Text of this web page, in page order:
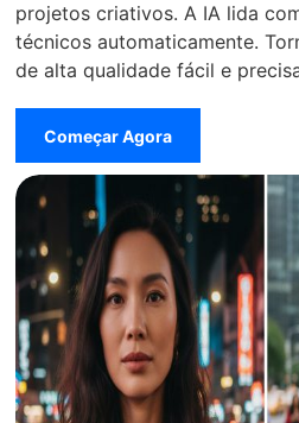
projetos criativos. A IA lida
técnicos automaticamente.
de alta qualidade fácil e
Começar Agora